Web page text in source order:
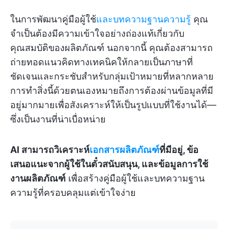
ในการพัฒนาคู่มือผู้ใช้และบทความฐานความรู้ คุณ
จำเป็นต้องมีความเข้าใจอย่างถ่องแท้เกี่ยวกับ
คุณสมบัติของผลิตภัณฑ์ นอกจากนี้ คุณต้องสามารถ
ถ่ายทอดแนวคิดทางเทคนิคให้กลายเป็นภาษาที่
ชัดเจนและกระชับสำหรับกลุ่มเป้าหมายที่หลากหลาย
การทำสิ่งนี้ด้วยตนเองหมายถึงการต้องผ่านข้อมูลที่มี
อยู่มากมายเพื่อสังเคราะห์ให้เป็นรูปแบบที่ใช้งานได้—
ซึ่งเป็นงานที่น่าเบื่อหน่าย
AI สามารถวิเคราะห์เอกสารผลิตภัณฑ์ที่มีอยู่, ข้อ
เสนอแนะจากผู้ใช้ในตั๋วสนับสนุน, และข้อมูลการใช้
งานผลิตภัณฑ์ เพื่อสร้างคู่มือผู้ใช้และบทความฐาน
ความรู้ที่ครอบคลุมแต่เข้าใจง่าย